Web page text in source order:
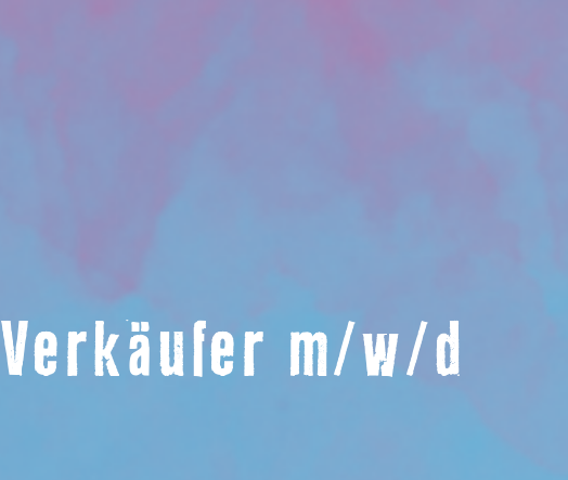
Verkäufer m/w/d